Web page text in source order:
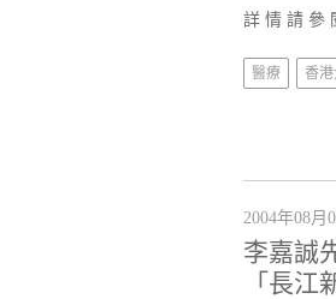
詳 情 請 參
醫療 香
2004年08月
李嘉誠
「長